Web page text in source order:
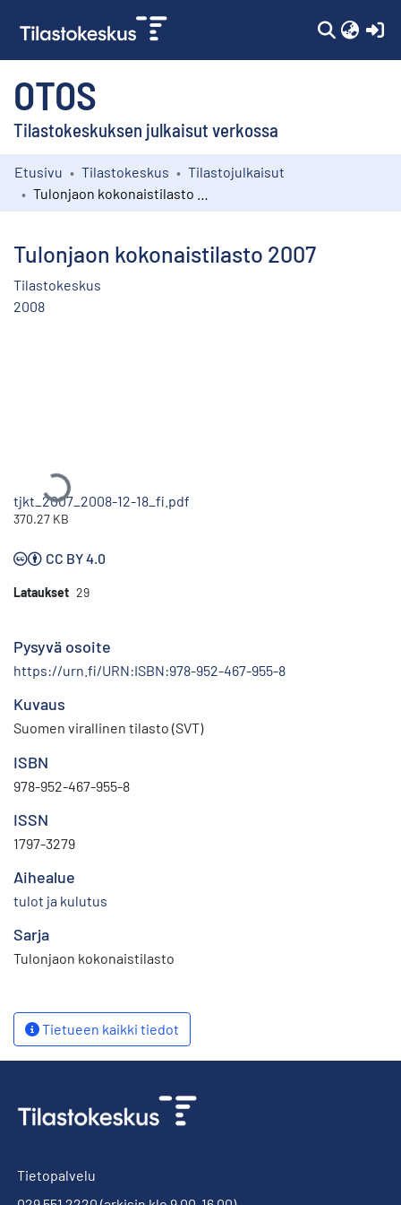
OTOS
Tilastokeskuksen julkaisut verkossa
Kokoelmat
Etusivu Tilastokeskus
Tilastojulkaisut
Tulonjaon kokonaistilasto 2007
Tilastokeskus
2008
Ladataan...
tjkt_2007_2008-12-18_fi.pdf
370.27 KB
CC BY 4.0
Lataukset 29
Pysyvä osoite
https://urn.fi/URN:ISBN:978-952-467-955-8
Kuvaus
Suomen virallinen tilasto (SVT)
ISBN
978-952-467-955-8
ISSN
1797-3279
Aihealue
tulot ja kulutus
Sarja
Tulonjaon kokonaistilasto
Tietueen kaikki tiedot
Tietopalvelu